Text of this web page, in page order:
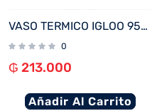
VASO TERMICO IGLOO 950ML BLANCO C/PAJITA 71221
0
₲ 213.000
Añadir Al Carrito